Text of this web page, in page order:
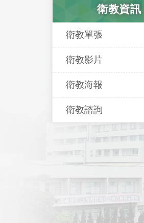
衛教資訊
衛教單張
衛教影片
衛教海報
衛教諮詢